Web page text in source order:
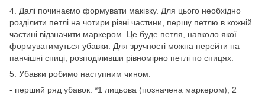
4. Далі починаємо формувати маківку. Для цього необхідно
розділити петлі на чотири рівні частини, першу петлю в кожній
частині відзначити маркером. Це буде петля, навколо якої
формуватимуться убавки. Для зручності можна перейти на
панчішні спиці, розподіливши рівномірно петлі по спицях.
5. Убавки робимо наступним чином:
- перший ряд убавок: *1 лицьова (позначена маркером), 2